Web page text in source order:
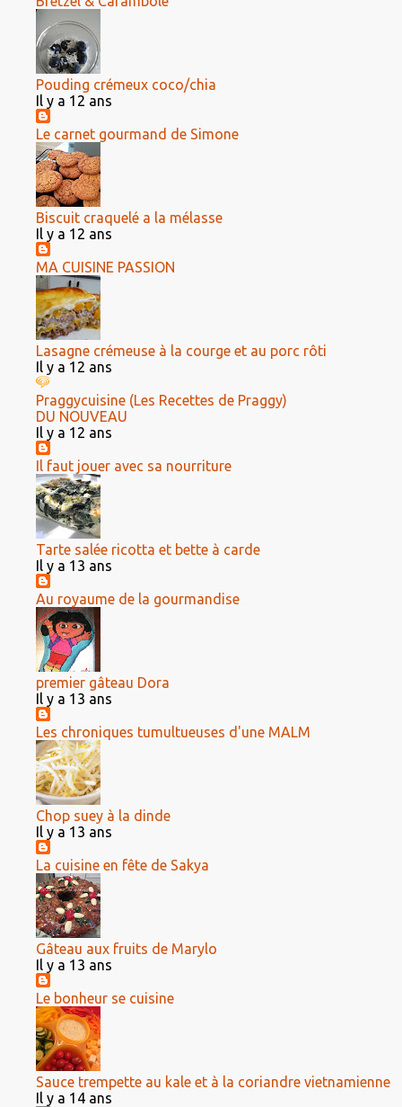
Pouding crémeux coco/chia
Il y a 12 ans
Le carnet gourmand de Simone
Biscuit craquelé a la mélasse
Il y a 12 ans
MA CUISINE PASSION
Lasagne crémeuse à la courge et au porc rôti
Il y a 12 ans
Praggycuisine (Les Recettes de Praggy)
DU NOUVEAU
Il y a 12 ans
Il faut jouer avec sa nourriture
Tarte salée ricotta et bette à carde
Il y a 13 ans
Au royaume de la gourmandise
premier gâteau Dora
Il y a 13 ans
Les chroniques tumultueuses d'une MALM
Chop suey à la dinde
Il y a 13 ans
La cuisine en fête de Sakya
Gâteau aux fruits de Marylo
Il y a 13 ans
Le bonheur se cuisine
Sauce trempette au kale et à la coriandre vietnamienne
Il y a 14 ans